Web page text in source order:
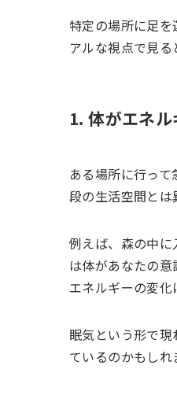
特定の場所に足
アルな視点で見る
1. 体がエネ
ある場所に行っ
段の生活空間とは
例えば、森の中
は体があなたの意
エネルギーの変化
眠気という形で
ているのかもしれ